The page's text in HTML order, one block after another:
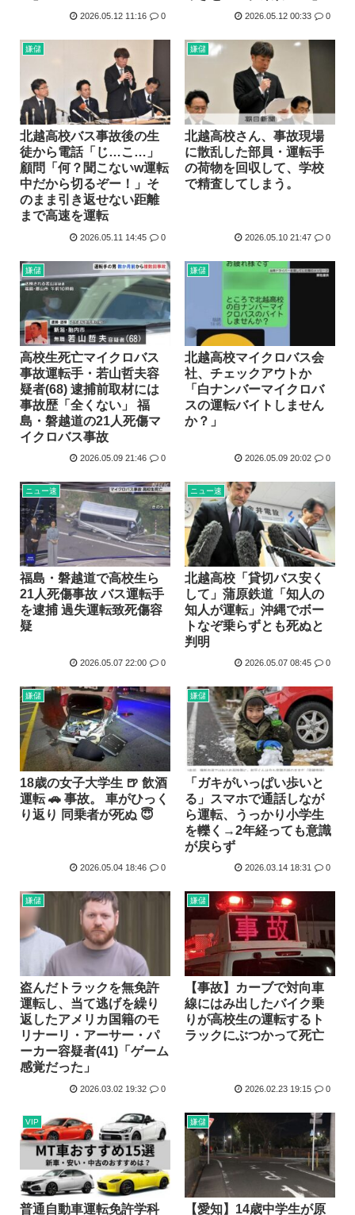
2026.05.12 11:16 0 2026.05.12 00:33 0
嫌儲
北越高校バス事故後の生
徒から電話「じ…こ…」
顧問「何？聞こないw運転
中だから切るぞー！」そ
のまま引き返せない距離
まで高速を運転
2026.05.11 14:45 0
嫌儲
北越高校さん、事故現場
に散乱した部員・運転手
の荷物を回収して、学校
で精査してしまう。
2026.05.10 21:47 0
嫌儲
高校生死亡マイクロバス
事故運転手・若山哲夫容
疑者(68) 逮捕前取材には
事故歴「全くない」 福
島・磐越道の21人死傷マ
イクロバス事故
2026.05.09 21:46 0
嫌儲
北越高校マイクロバス会
社、チェックアウトか
「白ナンバーマイクロバ
スの運転バイトしません
か？」
2026.05.09 20:02 0
ニュー速
福島・磐越道で高校生ら
21人死傷事故 バス運転手
を逮捕 過失運転致死傷容
疑
2026.05.07 22:00 0
ニュー速
北越高校「貸切バス安く
して」蒲原鉄道「知人の
知人が運転」沖縄でボー
トなぞ乗らずとも死ぬと
判明
2026.05.07 08:45 0
嫌儲
18歳の女子大学生 🍺 飲酒
運転 🚗 事故。 車がひっく
り返り 同乗者が死ぬ 😇
2026.05.04 18:46 0
嫌儲
「ガキがいっぱい歩いと
る」スマホで通話しなが
ら運転、うっかり小学生
を轢く→2年経っても意識
が戻らず
2026.03.14 18:31 0
嫌儲
盗んだトラックを無免許
運転し、当て逃げを繰り
返したアメリカ国籍のモ
リナーリ・アーサー・パ
ーカー容疑者(41)「ゲーム
感覚だった」
2026.03.02 19:32 0
嫌儲
【事故】カーブで対向車
線にはみ出したバイク乗
りが高校生の運転するト
ラックにぶつかって死亡
2026.02.23 19:15 0
VIP
普通自動車運転免許学科
嫌儲
【愛知】14歳中学生が原